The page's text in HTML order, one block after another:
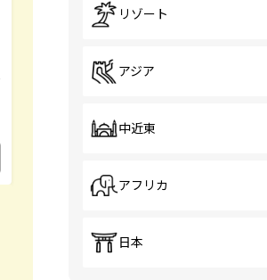
リゾート
アジア
中近東
アフリカ
日本